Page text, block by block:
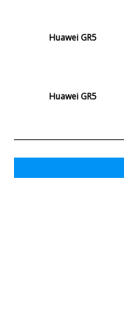
Huawei GR5
Huawei GR5